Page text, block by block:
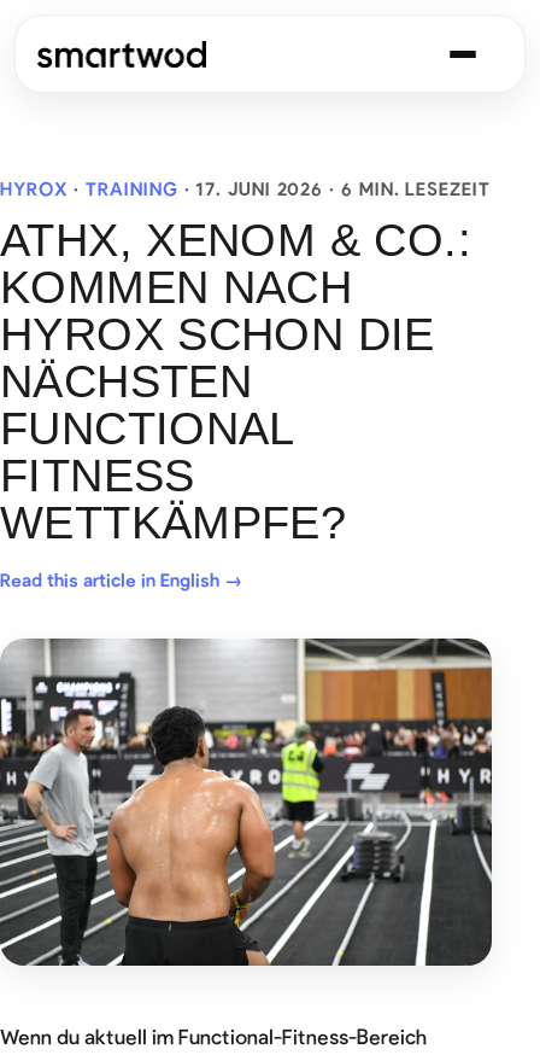
HYROX ·TRAINING ·17. JUNI 2026 · 6 MIN. LESEZEIT
ATHX, XENOM & CO.:
KOMMEN NACH
HYROX SCHON DIE
NÄCHSTEN
FUNCTIONAL
FITNESS
WETTKÄMPFE?
Read this article in English →
Wenn du aktuell im Functional-Fitness-Bereich